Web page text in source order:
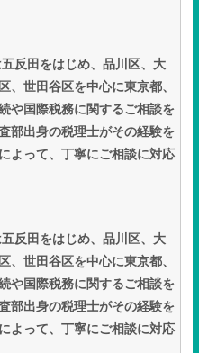
反田をはじめ、品川区、大
、世田谷区を中心に東京都、
や国際税務に関するご相談を
部出身の税理士がその経験を
よって、丁寧にご相談に対応
反田をはじめ、品川区、大
、世田谷区を中心に東京都、
や国際税務に関するご相談を
部出身の税理士がその経験を
よって、丁寧にご相談に対応